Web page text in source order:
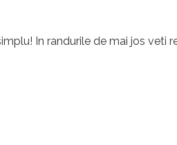
In randurile de mai jos veti